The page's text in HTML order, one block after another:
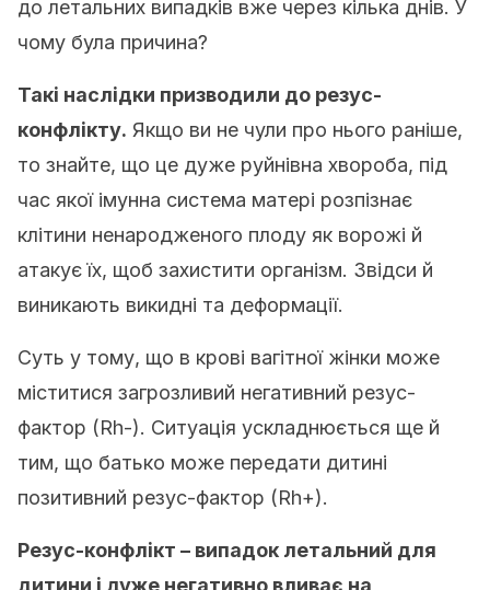
до летальних випадків вже через кілька днів. У
чому була причина?
Такі наслідки призводили до резус-
конфлікту. Якщо ви не чули про нього раніше,
то знайте, що це дуже руйнівна хвороба, під
час якої імунна система матері розпізнає
клітини ненародженого плоду як ворожі й
атакує їх, щоб захистити організм. Звідси й
виникають викидні та деформації.
Суть у тому, що в крові вагітної жінки може
міститися загрозливий негативний резус-
фактор (Rh-). Ситуація ускладнюється ще й
тим, що батько може передати дитині
позитивний резус-фактор (Rh+).
Резус-конфлікт – випадок летальний для
дитини і дуже негативно вливає на